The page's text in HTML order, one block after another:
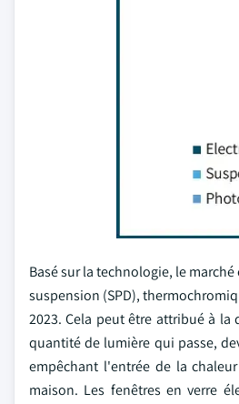
Basé sur la technologie, le
suspension (SPD),
2023. Cela peut être attribué à
quantité de lumière qui passe,
empêchant l'entrée de la
maison. Les fenêtres en verre